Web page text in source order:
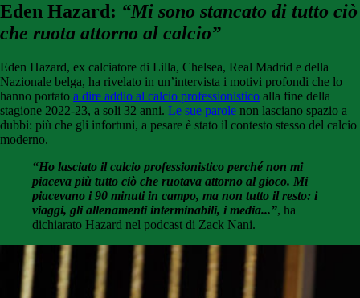
Eden Hazard: “Mi sono stancato di tutto ciò
che ruota attorno al calcio”
Eden Hazard, ex calciatore di Lilla, Chelsea, Real Madrid e della
Nazionale belga, ha rivelato in un’intervista i motivi profondi che lo
hanno portato a dire addio al calcio professionistico alla fine della
stagione 2022-23, a soli 32 anni. Le sue parole non lasciano spazio a
dubbi: più che gli infortuni, a pesare è stato il contesto stesso del calcio
moderno.
“Ho lasciato il calcio professionistico perché non mi
piaceva più tutto ciò che ruotava attorno al gioco. Mi
piacevano i 90 minuti in campo, ma non tutto il resto: i
viaggi, gli allenamenti interminabili, i media...”, ha
dichiarato Hazard nel podcast di Zack Nani.